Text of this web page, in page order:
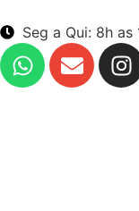
Seg a Qui: 8h as